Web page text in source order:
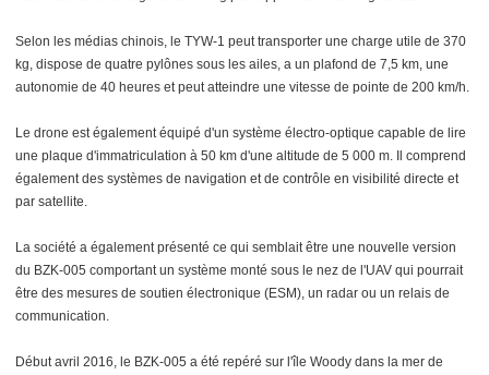
Selon les médias chinois, le TYW-1 peut transporter une charge utile de 370
kg, dispose de quatre pylônes sous les ailes, a un plafond de 7,5 km, une
autonomie de 40 heures et peut atteindre une vitesse de pointe de 200 km/h.
Le drone est également équipé d'un système électro-optique capable de lire
une plaque d'immatriculation à 50 km d'une altitude de 5 000 m. Il comprend
également des systèmes de navigation et de contrôle en visibilité directe et
par satellite.
La société a également présenté ce qui semblait être une nouvelle version
du BZK-005 comportant un système monté sous le nez de l'UAV qui pourrait
être des mesures de soutien électronique (ESM), un radar ou un relais de
communication.
Début avril 2016, le BZK-005 a été repéré sur l'île Woody dans la mer de